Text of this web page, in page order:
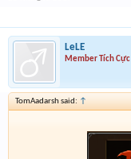
LeLE
Member Tích Cực
TomAadarsh said: ↑